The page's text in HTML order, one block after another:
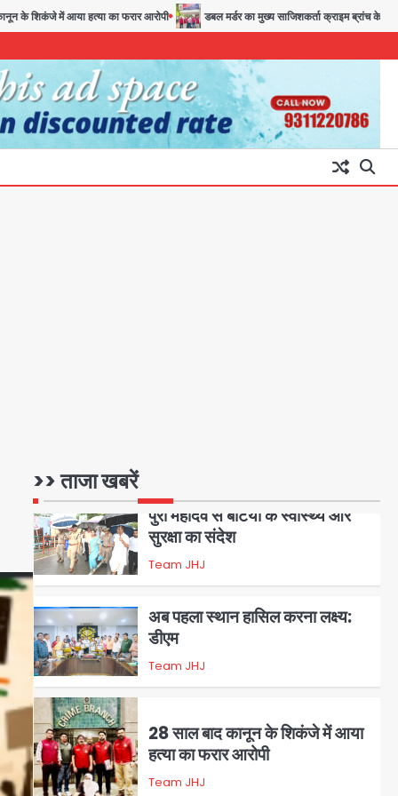
शिकंजे में आया हत्या का फरार आरोपी डबल मर्डर का मुख्य साजिशकर्ता क्राइम ब्रांच के हत्थे
>> ताजा खबरें
3
अब पहला स्थान हासिल करना लक्ष्य:
Team JHJ
28 साल बाद कानून के शिकंजे में आया
2
पुरा महादेव से बेटियों के स्वास्थ्य और
सुरक्षा का संदेश
Team JHJ
3
अब पहला स्थान हासिल करना लक्ष्य:
डीएम
Team JHJ
28 साल बाद कानून के शिकंजे में आया
हत्या का फरार आरोपी
Team JHJ